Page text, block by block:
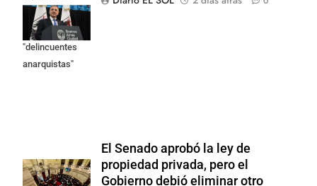
responsables
como
"delincuentes
anarquistas"
El Senado aprobó la ley de
propiedad privada, pero el
Gobierno debió eliminar otro